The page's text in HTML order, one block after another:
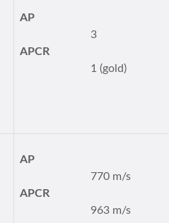
AP
3
APCR
1 (gold)
AP
770 m/s
APCR
963 m/s